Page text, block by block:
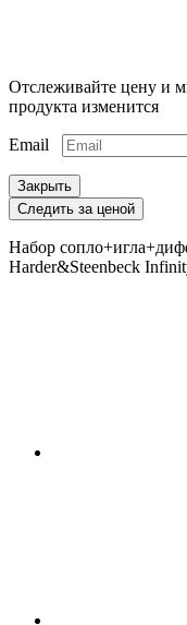
Отслеживайте цену и
продукта изменится
Email
Закрыть
Следить за ценой
Набор
Harder&Steenbeck